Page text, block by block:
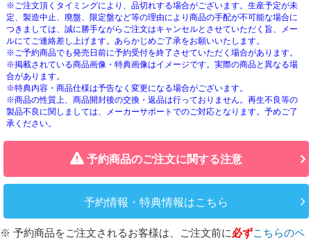
※ご注文頂くタイミングにより、品切れする場合がございます。生産予定が未
定、製造中止、廃盤、限定盤など等の理由により商品の手配が不可能な場合に
つきましては、誠に勝手ながらご注文はキャンセルとさせていただく旨、メー
ルにてご連絡差し上げます。あらかじめご了承をお願いいたします。
※ご予約商品でも発売日前に予約受付を終了させていただく場合があります。
※掲載されている商品画像・特典画像はイメージです。実際の商品と異なる場
合があります。
※特典内容・商品仕様は予告なく変更になる場合がございます。
※商品の性質上、商品開封後の交換・返品は行っておりません。再生不良等の
製品不良に関しましては、メーカーサポートでのご対応となります。予めご了
承ください。
予約商品のご注文に関する注意
予約情報・特典情報はこちら
※ 予約商品をご注文されるお客様は、ご注文前に必ずこちらのペ